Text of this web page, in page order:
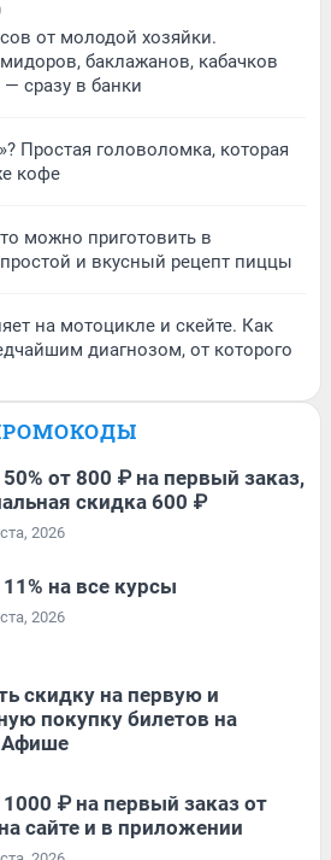
от молодой хозяйки.
баклажанов, кабачков
— сразу в банки
Простая головоломка, которая
кофе
можно приготовить в
и вкусный рецепт пиццы
на мотоцикле и скейте. Как
диагнозом, от которого
от 800 ₽ на первый заказ,
скидка 600 ₽
2026
на все курсы
2026
скидку на первую и
покупку билетов на
Афише
₽ на первый заказ от
сайте и в приложении